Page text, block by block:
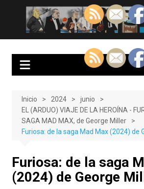
contenido
Crítica cinematográfica y audiovisual.
Inicio 2024
junio
EL (ARDUO) VIAJE DE LA HEROÍNA -
SAGA MAD MAX, de George Miller
Furiosa: de la saga Mad Max (2024) de
Furiosa: de la saga
(2024) de George